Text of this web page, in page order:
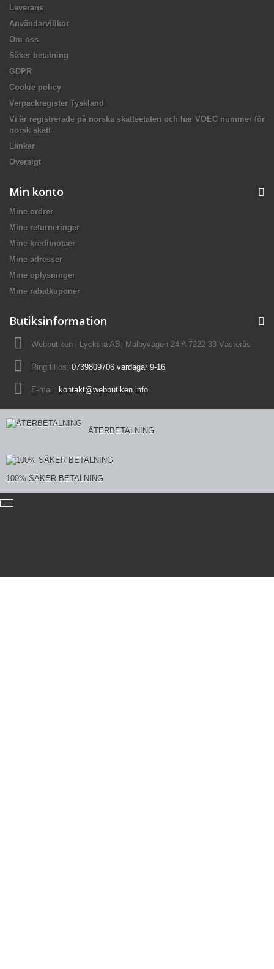
Leverans
Användarvillkor
Om oss
Säker betalning
GDPR
Cookie policy
Verpackregister Tyskland
Vi är registrerade på norska skatteetaten och har VOEC nummer för
norsk skatt
Länkar
Oversigt
Min konto
Mine ordrer
Mine returneringer
Mine kreditnotaer
Mine adresser
Mine oplysninger
Mine rabatkuponer
Butiksinformation
Webbutiken i Lycksta AB, Mälbyvägen 24 A 7222 33 Västerås
Ring til os: 0739809706 vardagar 9-16
E-mail: kontakt@webbutiken.info
ÅTERBETALNING
100% SÄKER BETALNING